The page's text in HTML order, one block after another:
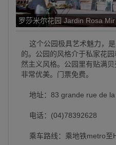
罗莎米尔花园 Jardin Rosa Mir
这个公园极具艺术魅力，
的。公园的风格介于私家花
然主义风格。公园里有贴满
非常优美。门票免费。
地址：83 grande rue de la
电话：(04)78392628
乘车路线：乘地铁metro至